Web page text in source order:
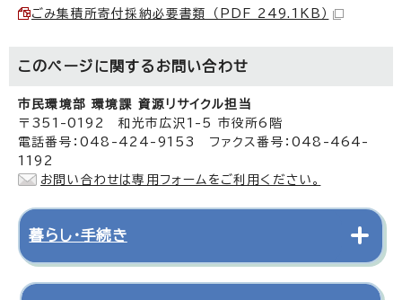
ごみ集積所寄付採納必要書類 （PDF 249.1KB）
このページに関する お問い合わせ
市民環境部 環境課 資源リサイクル担当
〒351-0192 和光市広沢1-5 市役所6階
電話番号：048-424-9153 ファクス番号：048-464-
1192
お問い合わせは専用フォームをご利用ください。
暮らし・手続き